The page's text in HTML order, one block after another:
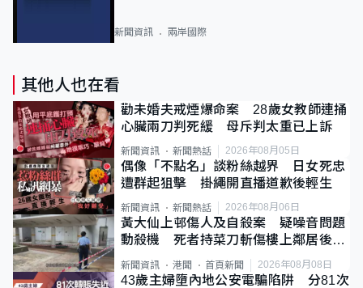
新聞資訊 兩岸國際
其他人也在看
勸未婚夫戒煙爆命案 28歲女教師連捅
心臟兩刀判死緩 母斥判太重已上訴
新聞資訊 新聞熱話 2026年08月05日
偶像「不點名」談粉絲越界 日女死忠
遭群起狙擊 掛繩開直播道歉後輕生
新聞資訊 新聞熱話 2026年08月06日
黃大仙上邨傷人及自殺案 疑噪音問題
動殺機 死者持菜刀斬傷樓上鄰居後墮
新聞資訊 港聞 首頁新聞 2026年08月08日
43歲主婦墮內地公安電騙陷阱 分81次